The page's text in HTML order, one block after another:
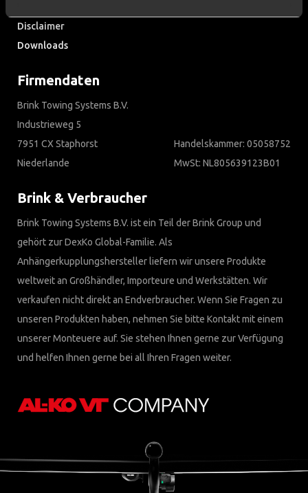
Disclaimer
Downloads
Firmendaten
Brink Towing Systems B.V.
Industrieweg 5
7951 CX Staphorst
Niederlande
Handelskammer: 05058752
MwSt: NL805639123B01
Brink & Verbraucher
Brink Towing Systems B.V. ist ein Teil der Brink Group und
gehört zur DexKo Global-Familie. Als
Anhängerkupplungshersteller liefern wir unsere Produkte
weltweit an Großhändler, Importeure und Werkstätten. Wir
verkaufen nicht direkt an Endverbraucher. Wenn Sie Fragen zu
unseren Produkten haben, nehmen Sie bitte Kontakt mit einem
unserer Monteuere auf. Sie stehen Ihnen gerne zur Verfügung
und helfen Ihnen gerne bei all Ihren Fragen weiter.